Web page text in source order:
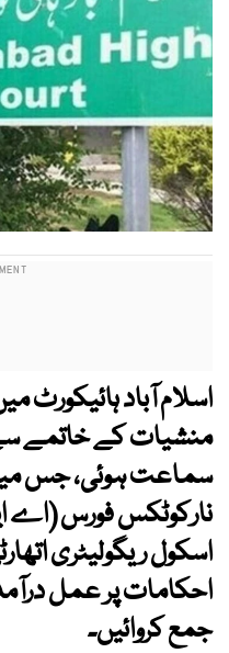
اسلام آباد ہائیکورٹ
منشیات کے خاتمے
سماعت ہوئی، جس میں
نارکوٹکس فورس (اے
اسکول ریگولیٹری
احکامات پر عمل
جمع کروائیں۔